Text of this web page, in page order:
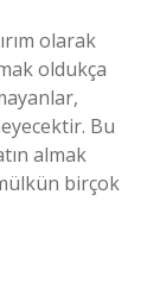
olarak
oldukça
Bu
almak
birçok